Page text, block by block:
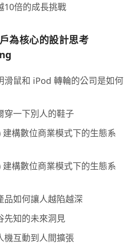
10倍的成長挑戰
為核心的設計思考
滑鼠和 iPod 轉輪的公司是如何
穿一下別人的鞋子
建構數位商業模式下的生態系
建構數位商業模式下的生態系
品如何讓人越陷越深
先知的未來洞見
機互動到人間擴張